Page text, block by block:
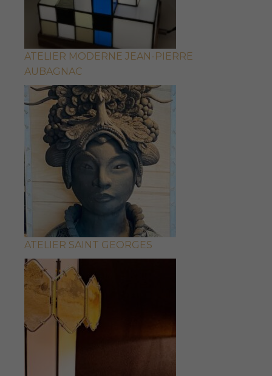
ATELIER MODERNE JEAN-PIERRE
AUBAGNAC
ATELIER SAINT GEORGES